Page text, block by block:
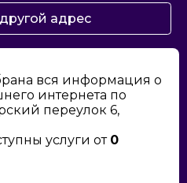
адрес
вся информация о
интернета по
переулок 6,
услуги от 0